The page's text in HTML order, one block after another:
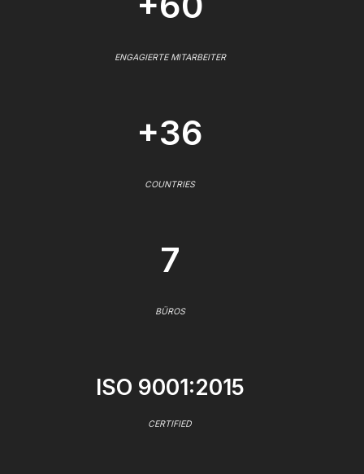
ENGAGIERTE MITARBEITER
+36
COUNTRIES
7
BÜROS
ISO 9001:2015
CERTIFIED